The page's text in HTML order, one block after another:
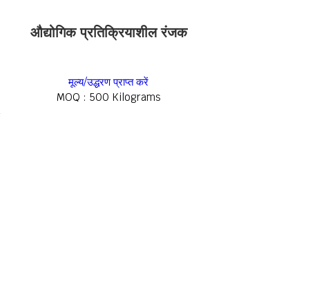
औद्योगिक प्रतिक्रियाशील रंजक
मूल्य/उद्धरण प्राप्त करें
MOQ : 500 Kilograms